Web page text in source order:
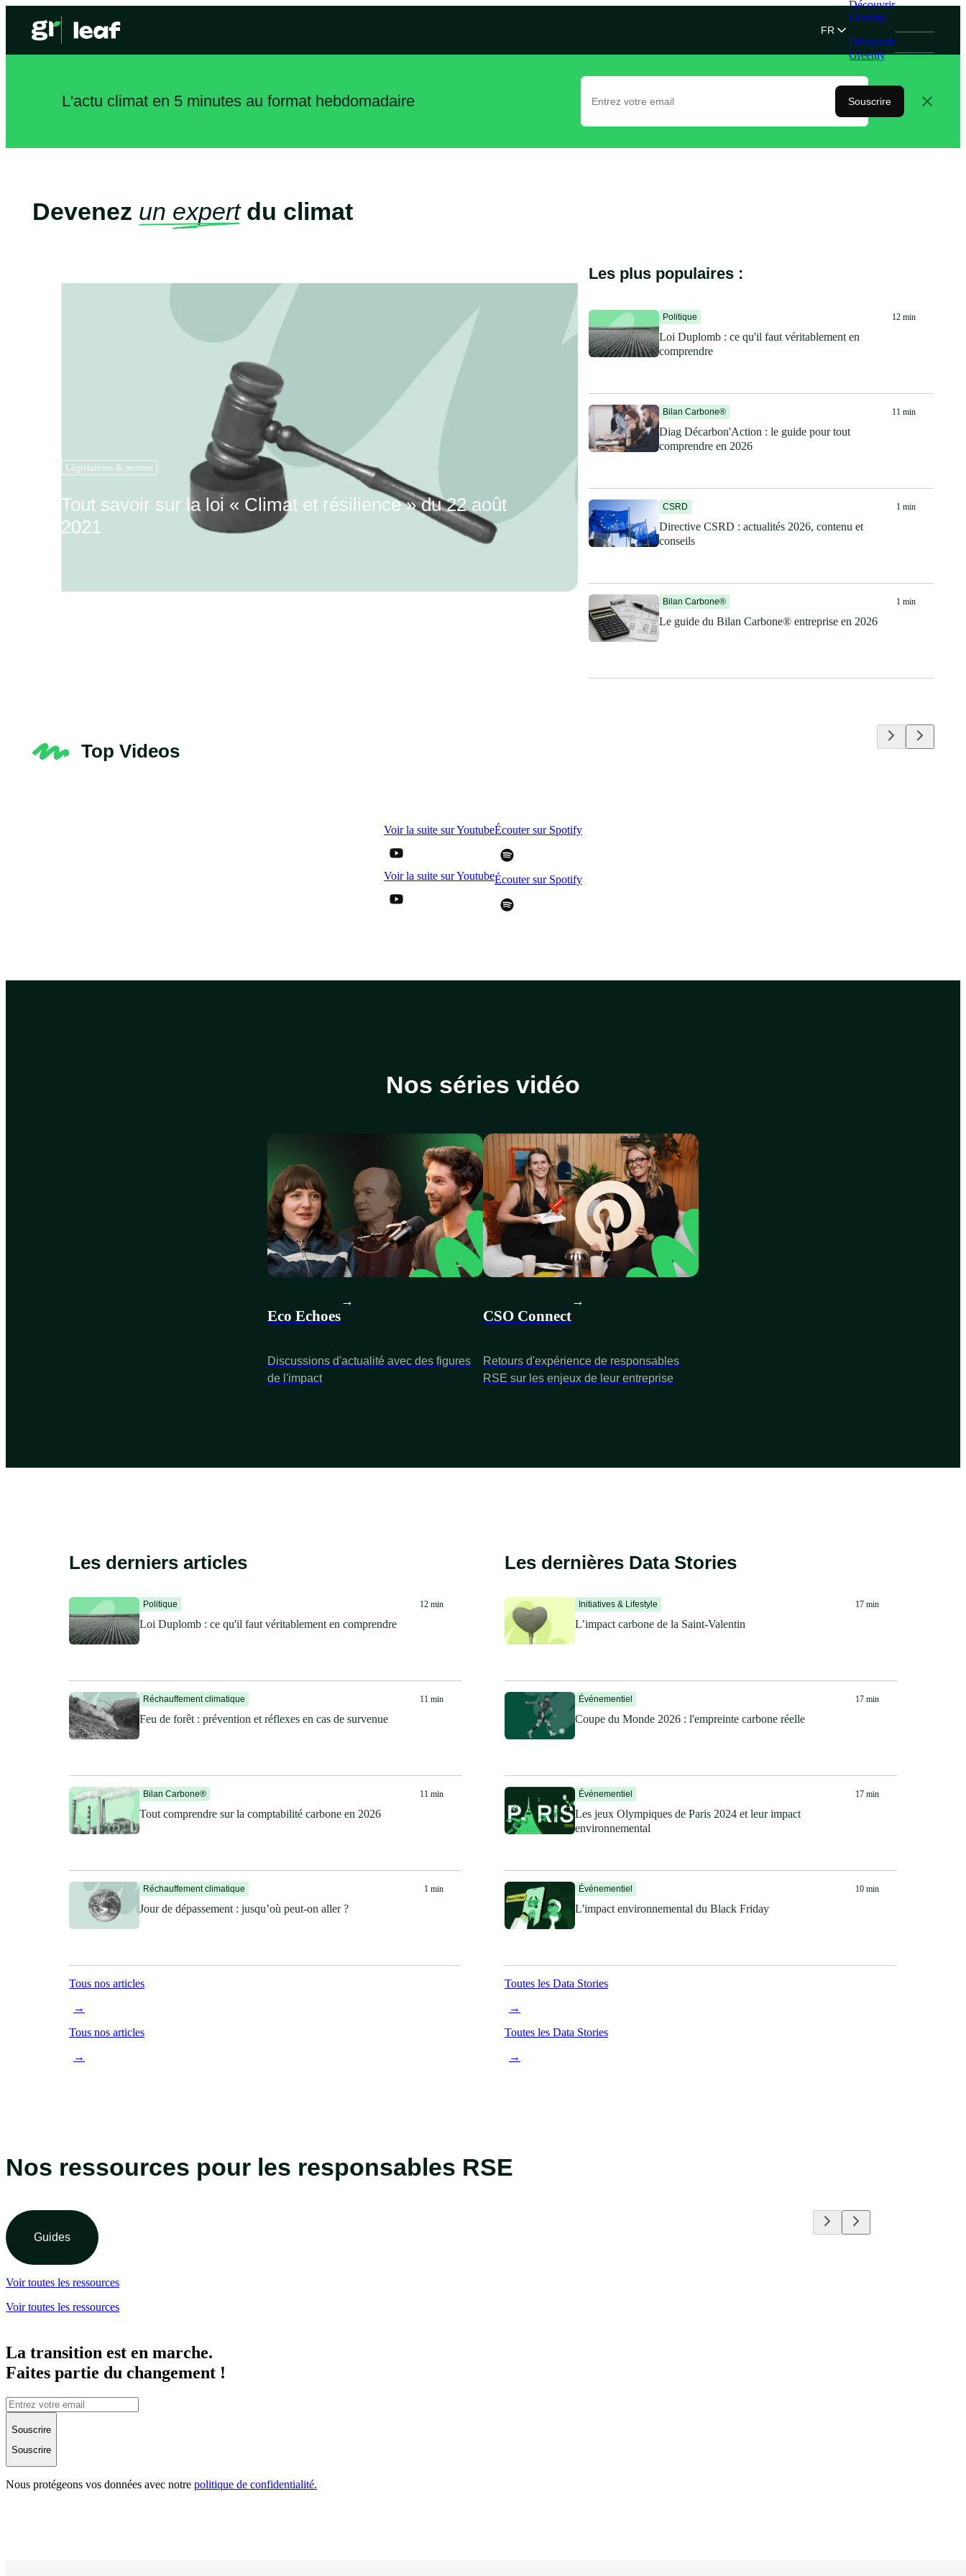
FR
Découvrir
Greenly
Découvrir
Greenly
L'actu climat en 5 minutes au format hebdomadaire Souscrire
Devenez un expertdu climat
Législations & normes
Tout savoir sur la loi « Climat et résilience » du 22 août
2021
Les plus populaires :
Politique 12 min
Loi Duplomb : ce qu'il faut véritablement en
comprendre
Bilan Carbone® 11 min
Diag Décarbon'Action : le guide pour tout
comprendre en 2026
CSRD 1 min
Directive CSRD : actualités 2026, contenu et
conseils
Bilan Carbone® 1 min
Le guide du Bilan Carbone® entreprise en 2026
Top Videos
Voir la suite sur Youtube
Voir la suite sur Youtube
Écouter sur Spotify
Écouter sur Spotify
Nos séries vidéo
Eco Echoes
→
Discussions d'actualité avec des figures
de l'impact
CSO Connect
→
Retours d'expérience de responsables
RSE sur les enjeux de leur entreprise
Les derniers articles
Politique 12 min
Loi Duplomb : ce qu'il faut véritablement en comprendre
Réchauffement climatique 11 min
Feu de forêt : prévention et réflexes en cas de survenue
Bilan Carbone® 11 min
Tout comprendre sur la comptabilité carbone en 2026
Réchauffement climatique 1 min
Jour de dépassement : jusqu’où peut-on aller ?
Tous nos articles
→
Tous nos articles
→
Les dernières Data Stories
Initiatives & Lifestyle 17 min
L’impact carbone de la Saint-Valentin
Événementiel 17 min
Coupe du Monde 2026 : l'empreinte carbone réelle
Événementiel 17 min
Les jeux Olympiques de Paris 2024 et leur impact
environnemental
Événementiel 10 min
L'impact environnemental du Black Friday
Toutes les Data Stories
→
Toutes les Data Stories
→
Nos ressources pour les responsables RSE
Guides
Voir toutes les ressources
Voir toutes les ressources
La transition est en marche.
Faites partie du changement !
Souscrire
Souscrire
Nous protégeons vos données avec notre politique de confidentialité.